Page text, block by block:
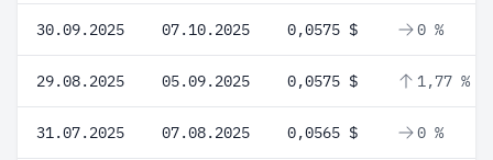
30.09.2025 07.10.2025 0,0575 $ 0 %
29.08.2025 05.09.2025 0,0575 $ 1,77 %
31.07.2025 07.08.2025 0,0565 $ 0 %